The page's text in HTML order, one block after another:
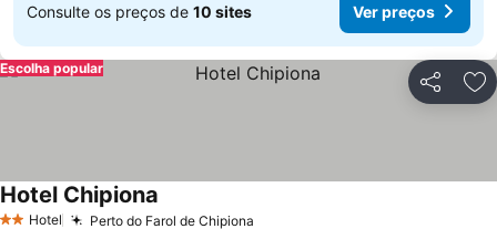
Consulte os preços de 10 sites Ver preços
Partilhar
Escolha popular
Hotel Perto do Farol de Chipiona
Hotel Chipiona